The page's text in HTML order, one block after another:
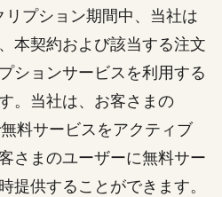
リプション期間中、当社は
本契約および該当する注文
ションサービスを利用する
。当社は、お客さまの
料サービスをアクティブ
さまのユーザーに無料サー
提供することができます。